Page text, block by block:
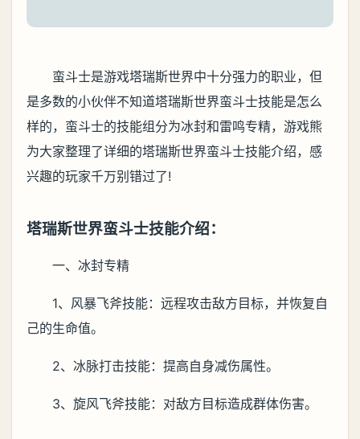
蛮斗士是游戏塔瑞斯世界中十分强力的职业，但
是多数的小伙伴不知道塔瑞斯世界蛮斗士技能是怎么
样的，蛮斗士的技能组分为冰封和雷鸣专精，游戏熊
为大家整理了详细的塔瑞斯世界蛮斗士技能介绍，感
兴趣的玩家千万别错过了!
塔瑞斯世界蛮斗士技能介绍：
一、冰封专精
1、风暴飞斧技能：远程攻击敌方目标，并恢复自
己的生命值。
2、冰脉打击技能：提高自身减伤属性。
3、旋风飞斧技能：对敌方目标造成群体伤害。